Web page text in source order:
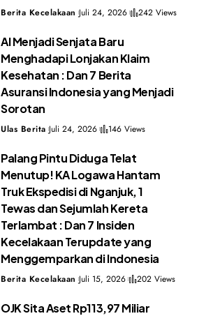
Berita Kecelakaan Juli 24, 2026 242 Views
AI Menjadi Senjata Baru
Menghadapi Lonjakan Klaim
Kesehatan : Dan 7 Berita
Asuransi Indonesia yang Menjadi
Sorotan
Ulas Berita Juli 24, 2026 146 Views
Palang Pintu Diduga Telat
Menutup! KA Logawa Hantam
Truk Ekspedisi di Nganjuk, 1
Tewas dan Sejumlah Kereta
Terlambat : Dan 7 Insiden
Kecelakaan Terupdate yang
Menggemparkan di Indonesia
Berita Kecelakaan Juli 15, 2026 202 Views
OJK Sita Aset Rp113,97 Miliar